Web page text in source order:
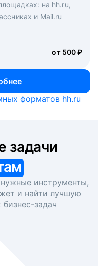
на hh.ru,
и Mail.ru
от 500 ₽
форматов hh.ru
инструменты,
и найти лучшую
бизнес-задач